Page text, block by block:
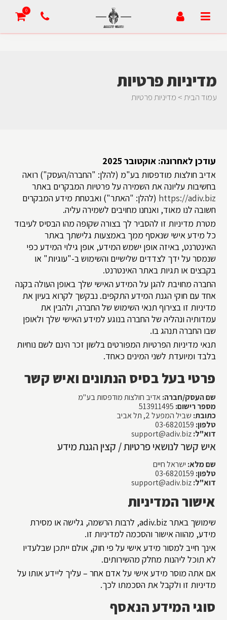
0
מדיניות פרטיות
עמוד הבית> מדיניות פרטיות
עודכן לאחרונה: אוקטובר 2025
אדיב חולצות מודפסות בע"מ (להלן: "החברה/העסק") רואה
בחשיבות עליונה את השמירה על פרטיות המבקרים באתר
https://adiv.biz (להלן: "האתר") ואבטחת מידע המבקרים
חשובה לנו מאוד, ואנחנו מחויבים לשמירה עליה.
מטרת מדיניות זו להסביר לך בצורה שקופה מהו הבסיס לעיבוד
כל מידע אישי שנאסף ממך באמצעות גלישתך באתר
האינטרנט, באיזה אופן ישמש המידע, אופן גילוי המידע כפי
שנמסר על ידך לצדדים שלישיים והשימוש ב-"עוגיות" או
בקבצים או תגיות באתר האינטרנט.
החברה מחויבת להגן על המידע האישי שלך באופן העולה בקנה
אחד עם חוקי הגנת המידע התקפים. נבקשך לקרוא בעיון את
מדיניות זו בצירוף תנאי השימוש של החברה, ולהבין את
עמדותיה ונהליה של החברה בנוגע למידע האישי שלך ולאופן
שבו החברה תנהג בו.
תנאי מדיניות הפרטיות המפורטים בלשון זכר הינם לשם נוחיות
בלבד ומיועדת לשני המינים כאחד.
פרטי בעל בסיס הנתונים ואיש קשר
שם העסק/חברה:אדיב חולצות מודפסות בע"מ
מספר רישום:
כתובת: שביל המפעל 2, תל אביב
טלפון:
דוא"ל: support@adiv.biz
איש קשר לנושאי פרטיות / קצין הגנת מידע
שם מלא: ישראל חיים
טלפון:
דוא"ל: support@adiv.biz
אישור המדיניות
שימושך באתר adiv.biz, לרבות הרשמה, גלישה או מסירת
מידע, מהווה אישור והסכמה למדיניות זו.
אינך חייב למסור מידע אישי על פי חוק, אולם ייתכן שבלעדיו
לא תוכל ליהנות מחלק מהשירותים.
אם אתה מוסר מידע אישי על אדם אחר – עליך ליידע אותו על
מדיניות זו ולקבל את הסכמתו לכך.
סוגי המידע הנאסף